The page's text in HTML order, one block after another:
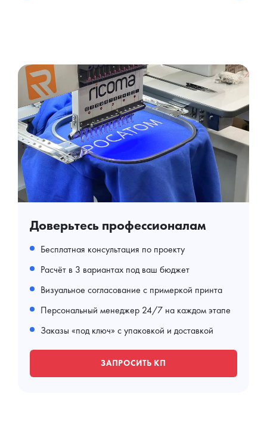
Доверьтесь профессионалам
Бесплатная консультация по проекту
Расчёт в 3 вариантах под ваш бюджет
Визуальное согласование с примеркой принта
Персональный менеджер 24/7 на каждом этапе
Заказы «под ключ» с упаковкой и доставкой
ЗАПРОСИТЬ КП